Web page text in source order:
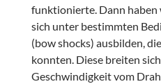
funktionierte. Dann haben
sich unter bestimmten
(bow shocks) ausbilden,
konnten. Diese breiten
Geschwindigkeit vom